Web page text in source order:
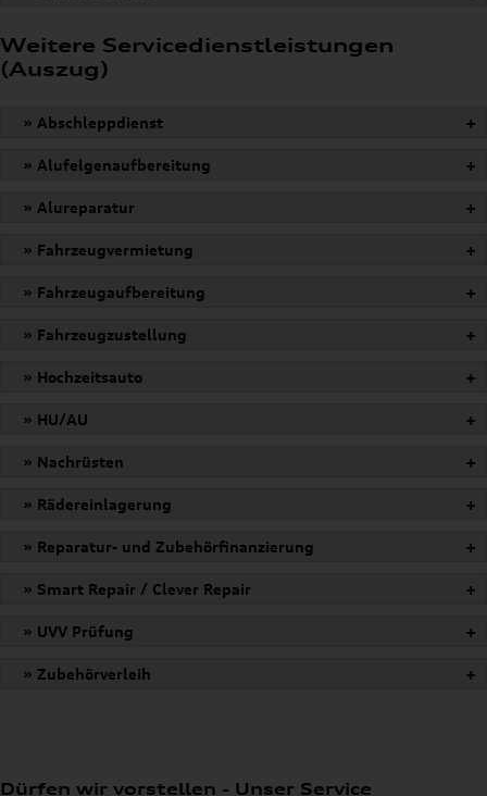
Weitere Servicedienstleistungen
(Auszug)
» Abschleppdienst +
» Alufelgenaufbereitung +
» Alureparatur +
» Fahrzeugvermietung +
» Fahrzeugaufbereitung +
» Fahrzeugzustellung +
» Hochzeitsauto +
» HU/AU +
» Nachrüsten +
» Rädereinlagerung +
» Reparatur- und Zubehörfinanzierung +
» Smart Repair / Clever Repair +
» UVV Prüfung +
» Zubehörverleih +
Dürfen wir vorstellen - Unser Service